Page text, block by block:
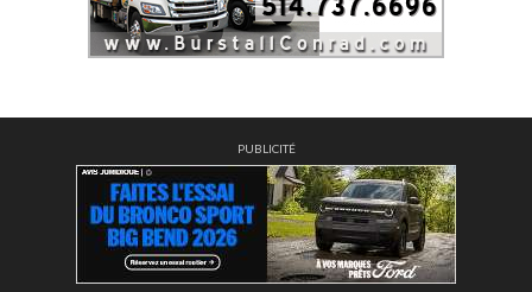
PUBLICITÉ